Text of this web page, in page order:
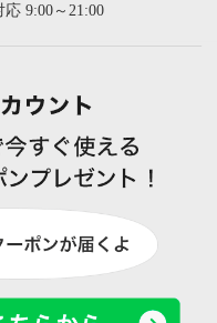
9:00～21:00